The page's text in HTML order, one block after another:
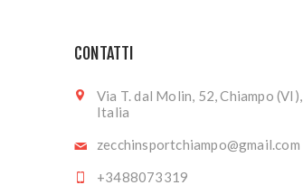
CONTATTI
Via T. dal Molin, 52, Chiampo (VI),
Italia
zecchinsportchiampo@gmail.com
+3488073319